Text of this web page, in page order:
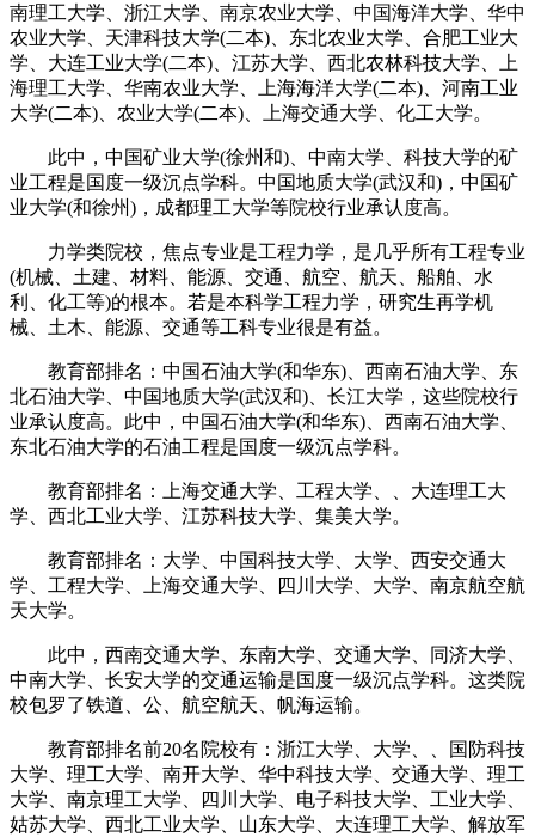
南理工大学、浙江大学、南京农业大学、中国海洋大学、华中
农业大学、天津科技大学(二本)、东北农业大学、合肥工业大
学、大连工业大学(二本)、江苏大学、西北农林科技大学、上
海理工大学、华南农业大学、上海海洋大学(二本)、河南工业
大学(二本)、农业大学(二本)、上海交通大学、化工大学。
此中，中国矿业大学(徐州和)、中南大学、科技大学的矿
业工程是国度一级沉点学科。中国地质大学(武汉和)，中国矿
业大学(和徐州)，成都理工大学等院校行业承认度高。
力学类院校，焦点专业是工程力学，是几乎所有工程专业
(机械、土建、材料、能源、交通、航空、航天、船舶、水
利、化工等)的根本。若是本科学工程力学，研究生再学机
械、土木、能源、交通等工科专业很是有益。
教育部排名：中国石油大学(和华东)、西南石油大学、东
北石油大学、中国地质大学(武汉和)、长江大学，这些院校行
业承认度高。此中，中国石油大学(和华东)、西南石油大学、
东北石油大学的石油工程是国度一级沉点学科。
教育部排名：上海交通大学、工程大学、、大连理工大
学、西北工业大学、江苏科技大学、集美大学。
教育部排名：大学、中国科技大学、大学、西安交通大
学、工程大学、上海交通大学、四川大学、大学、南京航空航
天大学。
此中，西南交通大学、东南大学、交通大学、同济大学、
中南大学、长安大学的交通运输是国度一级沉点学科。这类院
校包罗了铁道、公、航空航天、帆海运输。
教育部排名前20名院校有：浙江大学、大学、、国防科技
大学、理工大学、南开大学、华中科技大学、交通大学、理工
大学、南京理工大学、四川大学、电子科技大学、工业大学、
姑苏大学、西北工业大学、山东大学、大连理工大学、解放军